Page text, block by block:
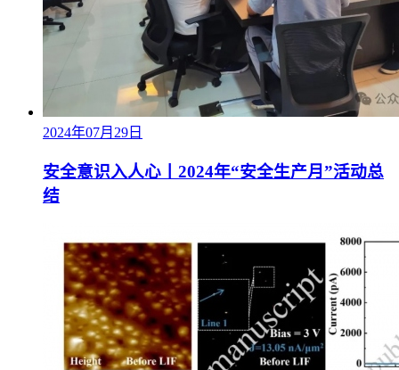
2024年07月29日
安全意识入人心丨2024年“安全生产月”活动总
结